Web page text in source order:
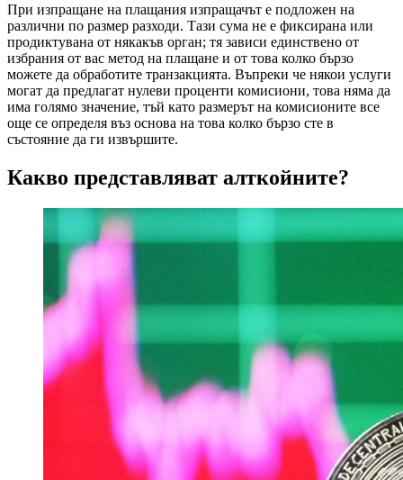
При изпращане на плащания изпращачът е подложен на
различни по размер разходи. Тази сума не е фиксирана или
продиктувана от някакъв орган; тя зависи единствено от
избрания от вас метод на плащане и от това колко бързо
можете да обработите транзакцията. Въпреки че някои услуги
могат да предлагат нулеви проценти комисиони, това няма да
има голямо значение, тъй като размерът на комисионите все
още се определя въз основа на това колко бързо сте в
състояние да ги извършите.
Какво представляват алткойните?